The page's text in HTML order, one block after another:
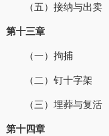
（五）接纳与出卖
第十三章
（一）拘捕
（二）钉十字架
（三）埋葬与复活
第十四章